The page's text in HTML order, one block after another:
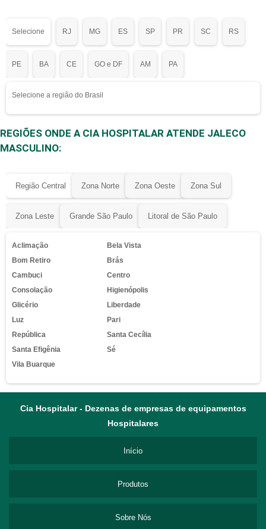
Selecione RJ MG ES SP PR SC RS
PE BA CE GO e DF AM PA
Selecione a região do Brasil
REGIÕES ONDE A CIA HOSPITALAR ATENDE JALECO
MASCULINO:
Região Central Zona Norte Zona Oeste Zona Sul
Zona Leste Grande São Paulo Litoral de São Paulo
Aclimação
Bela Vista
Bom Retiro
Brás
Cambuci
Centro
Consolação
Higienópolis
Glicério
Liberdade
Luz
Pari
República
Santa Cecília
Santa Efigênia
Sé
Vila Buarque
Cia Hospitalar - Dezenas de empresas de equipamentos
Hospitalares
Início
Produtos
Sobre Nós